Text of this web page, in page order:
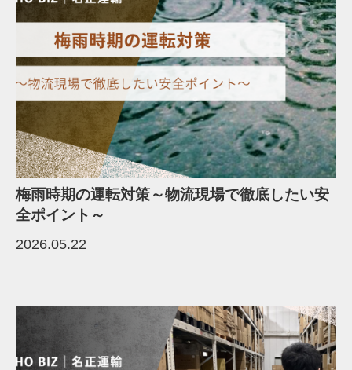
梅雨時期の運転対策～物流現場で徹底したい安
全ポイント～
2026.05.22